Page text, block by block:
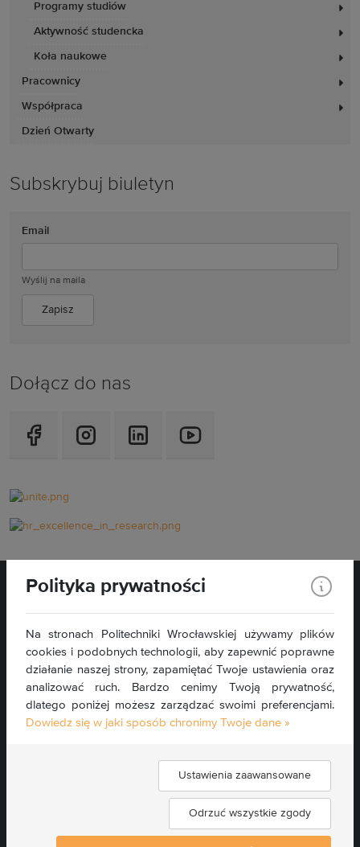
Programy studiów
Aktywność studencka
Koła naukowe
Pracownicy
Współpraca
Dzień Otwarty
Subskrybuj biuletyn
Email
Wyślij na maila
Dołącz do nas
Wybrzeże Wyspiańskiego 27
50-370 Wrocław
Mapa serwisu »
Polityka prywatności
Na stronach Politechniki Wrocławskiej używamy plików
cookies i podobnych technologii, aby zapewnić poprawne
działanie naszej strony, zapamiętać Twoje ustawienia oraz
analizować ruch. Bardzo cenimy Twoją prywatność,
dlatego poniżej możesz zarządzać swoimi preferencjami.
Dowiedz się w jaki sposób chronimy Twoje dane »
Ustawienia zaawansowane
Odrzuć wszystkie zgody